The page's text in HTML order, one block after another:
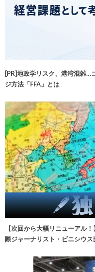
[PR]地政学リスク、港湾混雑…
ジ方法「FFA」とは
【次回から大幅リニューアル
際ジャーナリスト・ビニシウス